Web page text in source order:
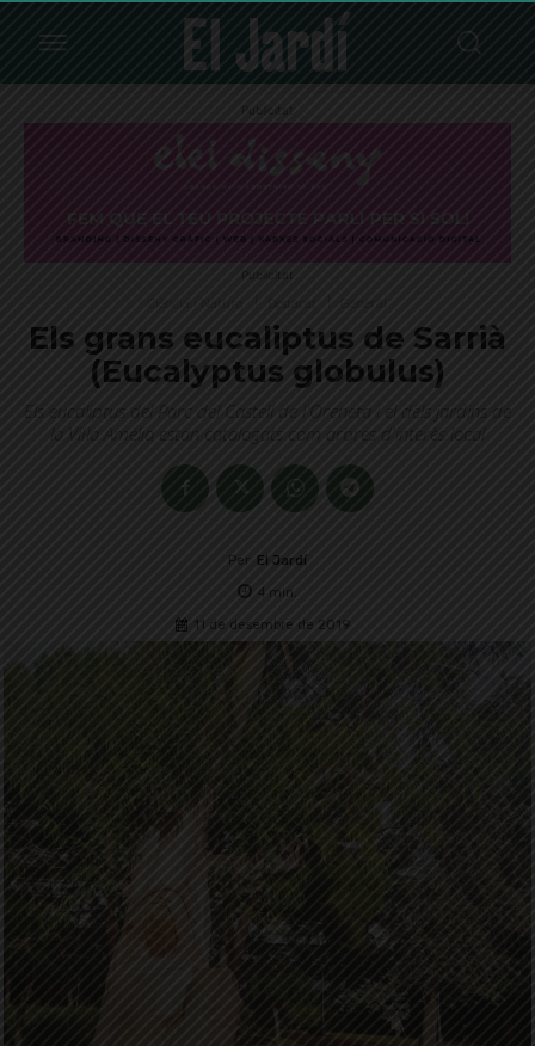
Publicitat
Publicitat
Els grans eucaliptus de Sarrià
(Eucalyptus globulus)
Els eucaliptus del Parc del Castell de l'Oreneta i el dels jardins de
la Vil·la Amèlia estan catalogats com arbres d'interès local
Per El Jardí
4 min.
11 de desembre de 2019